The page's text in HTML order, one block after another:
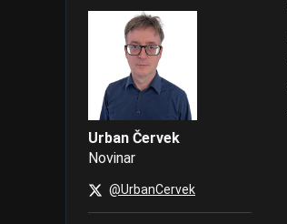
Urban Červek
Novinar
@UrbanCervek